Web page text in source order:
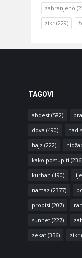
zabranjeno
zikr (229)
TAGOVI
abdest(582)
dova (490) hadis
hajz (222)
kako postupiti
kurban (190)
namaz (2377)
propisi (207)
sunnet(227)
zekat(356) zikr